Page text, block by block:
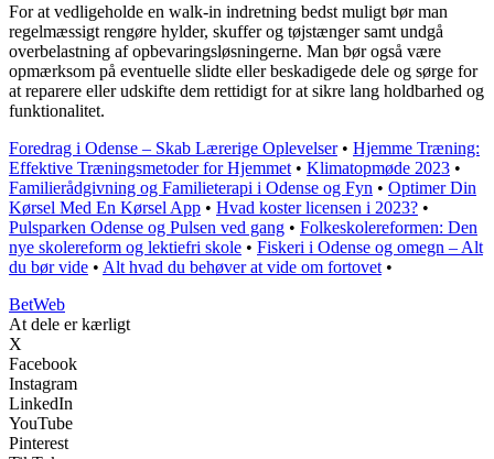
For at vedligeholde en walk-in indretning bedst muligt bør man
regelmæssigt rengøre hylder, skuffer og tøjstænger samt undgå
overbelastning af opbevaringsløsningerne. Man bør også være
opmærksom på eventuelle slidte eller beskadigede dele og sørge for
at reparere eller udskifte dem rettidigt for at sikre lang holdbarhed og
funktionalitet.
Foredrag i Odense – Skab Lærerige Oplevelser• Hjemme Træning:
Effektive Træningsmetoder for Hjemmet • Klimatopmøde 2023 •
Familierådgivning og Familieterapi i Odense og Fyn • Optimer Din
Kørsel Med En Kørsel App • Hvad koster licensen i 2023? •
Pulsparken Odense og Pulsen ved gang • Folkeskolereformen: Den
nye skolereform og lektiefri skole • Fiskeri i Odense og omegn – Alt
du bør vide • Alt hvad du behøver at vide om fortovet •
BetWeb
At dele er kærligt
X
Facebook
Instagram
LinkedIn
YouTube
Pinterest